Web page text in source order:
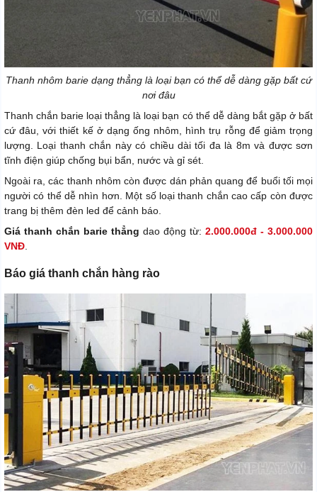
Thanh nhôm barie dạng thẳng là loại bạn có thể dễ dàng gặp bất cứ
nơi đâu
Thanh chắn barie loại thẳng là loại bạn có thể dễ dàng bắt gặp ở bất
cứ đâu, với thiết kế ở dạng ống nhôm, hình trụ rỗng để giảm trọng
lượng. Loại thanh chắn này có chiều dài tối đa là 8m và được sơn
tĩnh điện giúp chống bụi bẩn, nước và gỉ sét.
Ngoài ra, các thanh nhôm còn được dán phản quang để buổi tối mọi
người có thể dễ nhìn hơn. Một số loại thanh chắn cao cấp còn được
trang bị thêm đèn led để cảnh báo.
Giá thanh chắn barie thẳng dao động từ: 2.000.000đ - 3.000.000
VNĐ.
Báo giá thanh chắn hàng rào